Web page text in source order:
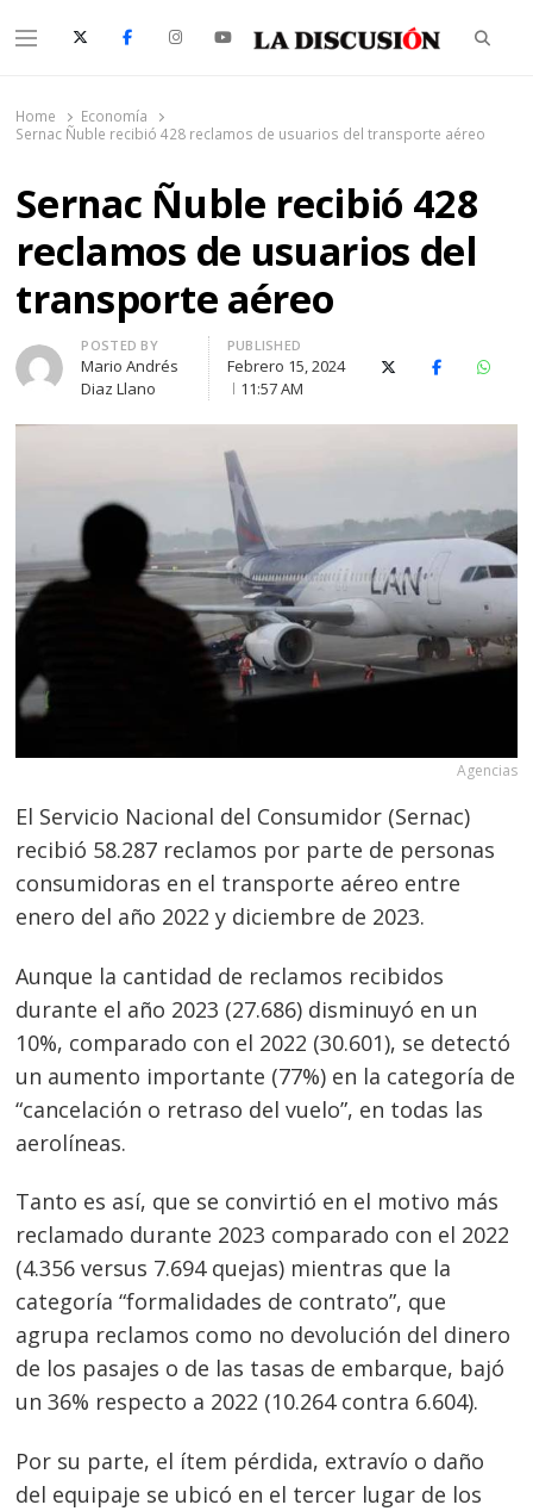
Menu
Home
Economía
Sernac Ñuble recibió 428 reclamos de usuarios del transporte aéreo
Sernac Ñuble recibió 428
reclamos de usuarios del
transporte aéreo
Author
POSTED BY
Mario Andrés
Diaz Llano
PUBLISHED
Febrero 15, 2024
11:57 AM
X (Twitter)Facebook
Agencias
El Servicio Nacional del Consumidor (Sernac)
recibió 58.287 reclamos por parte de personas
consumidoras en el transporte aéreo entre
enero del año 2022 y diciembre de 2023.
Aunque la cantidad de reclamos recibidos
durante el año 2023 (27.686) disminuyó en un
10%, comparado con el 2022 (30.601), se detectó
un aumento importante (77%) en la categoría de
“cancelación o retraso del vuelo”, en todas las
aerolíneas.
Tanto es así, que se convirtió en el motivo más
reclamado durante 2023 comparado con el 2022
(4.356 versus 7.694 quejas) mientras que la
categoría “formalidades de contrato”, que
agrupa reclamos como no devolución del dinero
de los pasajes o de las tasas de embarque, bajó
un 36% respecto a 2022 (10.264 contra 6.604).
Por su parte, el ítem pérdida, extravío o daño
del equipaje se ubicó en el tercer lugar de los